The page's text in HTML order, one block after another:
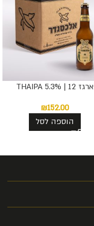
ארגז 12 | THAIPA 5.3%
₪152.00
הוספה לסל